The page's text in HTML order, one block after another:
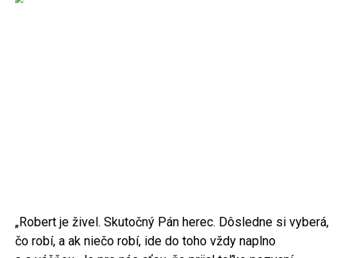
„Robert je živel. Skutočný Pán herec. Dôsledne si vyberá,
čo robí, a ak niečo robí, ide do toho vždy naplno